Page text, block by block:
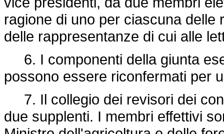
ragione di uno per ciascuna delle
delle rappresentanze di cui alle
6. I componenti della giunta
possono essere riconfermati per
7. Il collegio dei revisori dei
due supplenti. I membri effettivi